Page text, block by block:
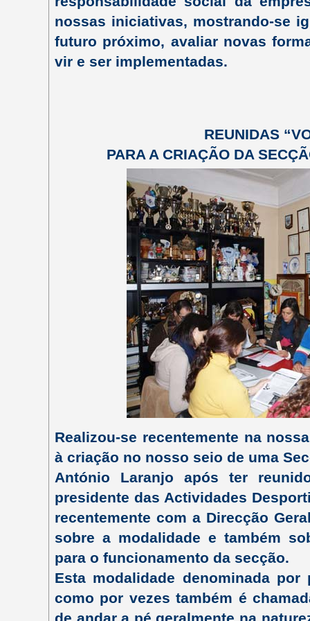
nossas iniciativas, mostrando-se
futuro próximo, avaliar novas
vir e ser implementadas.
REUNIDAS
PARA A CRIAÇÃO DA
Realizou-se recentemente na
à criação no nosso seio de uma
António Laranjo após ter
presidente das Actividades
recentemente com a Direcção
sobre a modalidade e também
para o funcionamento da secção.
Esta modalidade denominada
como por vezes também é